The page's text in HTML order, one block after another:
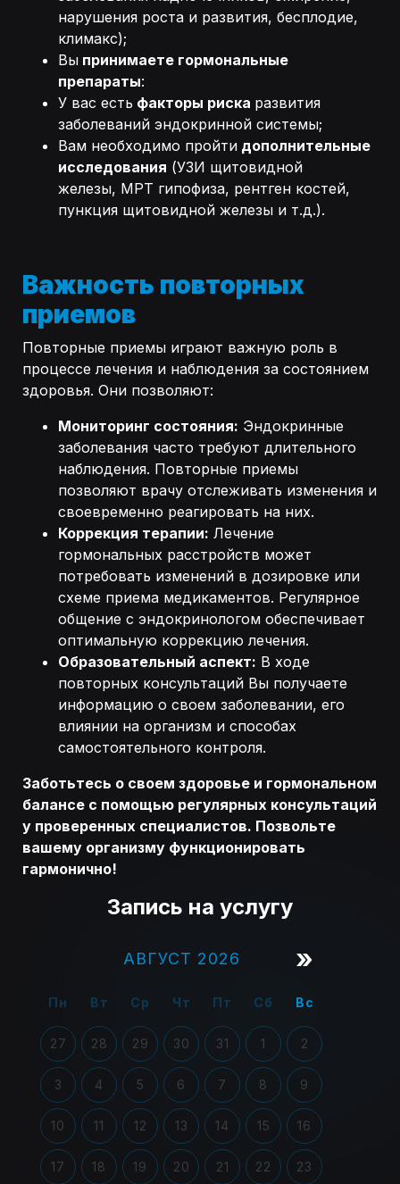
нарушения роста и развития, бесплодие,
климакс);
Вы принимаете гормональные
препараты:
У вас есть факторы риска развития
заболеваний эндокринной системы;
Вам необходимо пройти дополнительные
исследования (УЗИ щитовидной
железы, МРТ гипофиза, рентген костей,
пункция щитовидной железы и т.д.).
Важность повторных
приемов
Повторные приемы играют важную роль в
процессе лечения и наблюдения за состоянием
здоровья. Они позволяют:
Мониторинг состояния: Эндокринные
заболевания часто требуют длительного
наблюдения. Повторные приемы
позволяют врачу отслеживать изменения и
своевременно реагировать на них.
Коррекция терапии: Лечение
гормональных расстройств может
потребовать изменений в дозировке или
схеме приема медикаментов. Регулярное
общение с эндокринологом обеспечивает
оптимальную коррекцию лечения.
Образовательный аспект: В ходе
повторных консультаций Вы получаете
информацию о своем заболевании, его
влиянии на организм и способах
самостоятельного контроля.
Заботьтесь о своем здоровье и гормональном
балансе с помощью регулярных консультаций
у проверенных специалистов. Позвольте
вашему организму функционировать
гармонично!
Запись на услугу
АВГУСТ 2026 »
Пн Вт Ср Чт Пт Сб Вс
27 28 29 30 31 1 2
3 4 5 6 7 8 9
10 11 12 13 14 15 16
17 18 19 20 21 22 23